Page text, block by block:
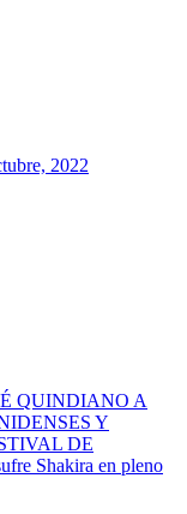
2022
QUINDIANO A
Y
DE
Shakira en pleno